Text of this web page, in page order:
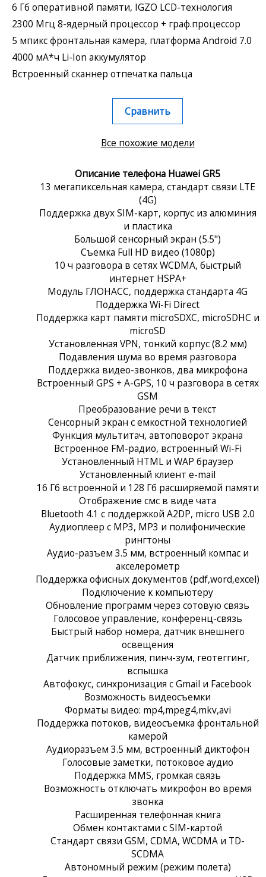
6 Гб оперативной памяти, IGZO LCD-технология
2300 Мгц 8-ядерный процессор + граф.процессор
5 мпикс фронтальная камера, платформа Android 7.0
4000 мА*ч Li-Ion аккумулятор
Встроенный сканнер отпечатка пальца
Сравнить
Все похожие модели
Описание телефона Huawei GR5
13 мегапиксельная камера, стандарт связи LTE
(4G)
Поддержка двух SIM-карт, корпус из алюминия
и пластика
Большой сенсорный экран (5.5")
Съемка Full HD видео (1080p)
10 ч разговора в сетях WCDMA, быстрый
интернет HSPA+
Модуль ГЛОНАСС, поддержка стандарта 4G
Поддержка Wi-Fi Direct
Поддержка карт памяти microSDXC, microSDHC и
microSD
Установленная VPN, тонкий корпус (8.2 мм)
Подавления шума во время разговора
Поддержка видео-звонков, два микрофона
Встроенный GPS + A-GPS, 10 ч разговора в сетях
GSM
Преобразование речи в текст
Сенсорный экран c емкостной технологией
Функция мультитач, автоповорот экрана
Встроенное FM-радио, встроенный Wi-Fi
Установленный HTML и WAP браузер
Установленный клиент e-mail
16 Гб встроенной и 128 Гб расширяемой памяти
Отображение смс в виде чата
Bluetooth 4.1 с поддержкой A2DP, micro USB 2.0
Аудиоплеер с MP3, MP3 и полифонические
рингтоны
Аудио-разъем 3.5 мм, встроенный компас и
акселерометр
Поддержка офисных документов (pdf,word,excel)
Подключение к компьютеру
Обновление программ через сотовую связь
Голосовое управление, конференц-связь
Быстрый набор номера, датчик внешнего
освещения
Датчик приближения, пинч-зум, геотеггинг,
вспышка
Автофокус, синхронизация с Gmail и Facebook
Возможность видеосъемки
Форматы видео: mp4,mpeg4,mkv,avi
Поддержка потоков, видеосъемка фронтальной
камерой
Аудиоразъем 3.5 мм, встроенный диктофон
Голосовые заметки, потоковое аудио
Поддержка MMS, громкая связь
Возможность отключать микрофон во время
звонка
Расширенная телефонная книга
Обмен контактами с SIM-картой
Стандарт связи GSM, CDMA, WCDMA и TD-
SCDMA
Автономный режим (режим полета)